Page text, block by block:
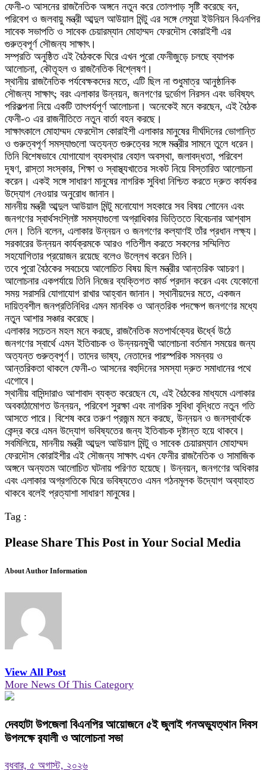
ফেনী-৩ আসনের রাজনৈতিক অঙ্গনে নতুন করে তোলপাড় সৃষ্টি করেছে বন,
পরিবেশ ও জলবায়ু মন্ত্রী আব্দুল আউয়াল মিন্টু এর সঙ্গে লেমুয়া ইউনিয়ন বিএনপির
সাবেক সভাপতি ও সাবেক চেয়ারম্যান মোহাম্মদ ফেরদৌস কোরাইশী এর
গুরুত্বপূর্ণ সৌজন্য সাক্ষাৎ।
সম্প্রতি অনুষ্ঠিত এই বৈঠককে ঘিরে এখন পুরো ফেনীজুড়ে চলছে ব্যাপক
আলোচনা, কৌতূহল ও রাজনৈতিক বিশ্লেষণ।
স্থানীয় রাজনৈতিক পর্যবেক্ষকদের মতে, এটি ছিল না শুধুমাত্র আনুষ্ঠানিক
সৌজন্য সাক্ষাৎ; বরং এলাকার উন্নয়ন, জনগণের দুর্ভোগ নিরসন এবং ভবিষ্যৎ
পরিকল্পনা নিয়ে একটি তাৎপর্যপূর্ণ আলোচনা। অনেকেই মনে করছেন, এই বৈঠক
ফেনী-৩ এর রাজনীতিতে নতুন বার্তা বহন করছে।
সাক্ষাৎকালে মোহাম্মদ ফেরদৌস কোরাইশী এলাকার মানুষের দীর্ঘদিনের ভোগান্তি
ও গুরুত্বপূর্ণ সমস্যাগুলো অত্যন্ত গুরুত্বের সঙ্গে মন্ত্রীর সামনে তুলে ধরেন।
তিনি বিশেষভাবে যোগাযোগ ব্যবস্থার বেহাল অবস্থা, জলাবদ্ধতা, পরিবেশ
দূষণ, রাস্তা সংস্কার, শিক্ষা ও স্বাস্থ্যখাতের সংকট নিয়ে বিস্তারিত আলোচনা
করেন। একই সঙ্গে সাধারণ মানুষের নাগরিক সুবিধা নিশ্চিত করতে দ্রুত কার্যকর
উদ্যোগ নেওয়ার অনুরোধ জানান।
মাননীয় মন্ত্রী আব্দুল আউয়াল মিন্টু মনোযোগ সহকারে সব বিষয় শোনেন এবং
জনগণের স্বার্থসংশ্লিষ্ট সমস্যাগুলো অগ্রাধিকার ভিত্তিতে বিবেচনার আশ্বাস
দেন। তিনি বলেন, এলাকার উন্নয়ন ও জনগণের কল্যাণই তাঁর প্রধান লক্ষ্য।
সরকারের উন্নয়ন কার্যক্রমকে আরও গতিশীল করতে সকলের সম্মিলিত
সহযোগিতার প্রয়োজন রয়েছে বলেও উল্লেখ করেন তিনি।
তবে পুরো বৈঠকের সবচেয়ে আলোচিত বিষয় ছিল মন্ত্রীর আন্তরিক আচরণ।
আলোচনার একপর্যায়ে তিনি নিজের ব্যক্তিগত কার্ড প্রদান করেন এবং যেকোনো
সময় সরাসরি যোগাযোগ রাখার আহ্বান জানান। স্থানীয়দের মতে, একজন
দায়িত্বশীল জনপ্রতিনিধির এমন মানবিক ও আন্তরিক পদক্ষেপ জনগণের মধ্যে
নতুন আশার সঞ্চার করেছে।
এলাকার সচেতন মহল মনে করছে, রাজনৈতিক মতপার্থক্যের ঊর্ধ্বে উঠে
জনগণের স্বার্থে এমন ইতিবাচক ও উন্নয়নমুখী আলোচনা বর্তমান সময়ের জন্য
অত্যন্ত গুরুত্বপূর্ণ। তাদের ভাষ্য, নেতাদের পারস্পরিক সমন্বয় ও
আন্তরিকতা থাকলে ফেনী-৩ আসনের বহুদিনের সমস্যা দ্রুত সমাধানের পথে
এগোবে।
স্থানীয় বাসিন্দারাও আশাবাদ ব্যক্ত করেছেন যে, এই বৈঠকের মাধ্যমে এলাকার
অবকাঠামোগত উন্নয়ন, পরিবেশ সুরক্ষা এবং নাগরিক সুবিধা বৃদ্ধিতে নতুন গতি
আসতে পারে। বিশেষ করে তরুণ প্রজন্ম মনে করছে, উন্নয়ন ও জনস্বার্থকে
কেন্দ্র করে এমন উদ্যোগ ভবিষ্যতের জন্য ইতিবাচক দৃষ্টান্ত হয়ে থাকবে।
সবমিলিয়ে, মাননীয় মন্ত্রী আব্দুল আউয়াল মিন্টু ও সাবেক চেয়ারম্যান মোহাম্মদ
ফেরদৌস কোরাইশীর এই সৌজন্য সাক্ষাৎ এখন ফেনীর রাজনৈতিক ও সামাজিক
অঙ্গনে অন্যতম আলোচিত ঘটনায় পরিণত হয়েছে। উন্নয়ন, জনগণের অধিকার
এবং এলাকার অগ্রগতিকে ঘিরে ভবিষ্যতেও এমন গঠনমূলক উদ্যোগ অব্যাহত
থাকবে বলেই প্রত্যাশা সাধারণ মানুষের।
Tag :
Please Share This Post in Your Social Media
About Author Information
View All Post
More News Of This Category
দেবহাটা উপজেলা বিএনপির আয়োজনে ৫ই জুলাই গনঅভ্যুত্থান দিবস
উপলক্ষে র‍্যালী ও আলোচনা সভা
বুধবার, ৫ অগাস্ট, ২০২৬